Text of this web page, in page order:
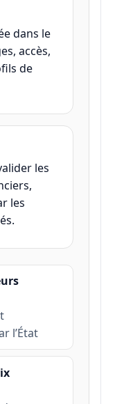
dans le
accès,
de
les
les
l’État